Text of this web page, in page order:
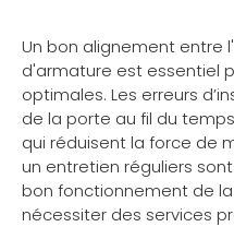
Un bon alignement
d'armature est essentiel
optimales. Les erreurs
de la porte au fil du
qui réduisent la force de
un entretien réguliers
bon fonctionnement de
nécessiter des services